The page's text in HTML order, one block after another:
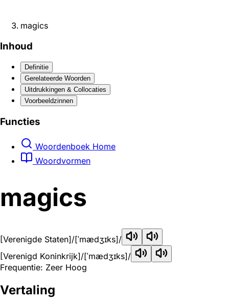
magics
Inhoud
Definitie
Gerelateerde Woorden
Uitdrukkingen & Collocaties
Voorbeeldzinnen
Functies
Woordenboek Home
Woordvormen
magics
[Verenigde Staten]/[ˈmædʒɪks]/
[Verenigd Koninkrijk]/[ˈmædʒɪks]/
Frequentie: Zeer Hoog
Vertaling